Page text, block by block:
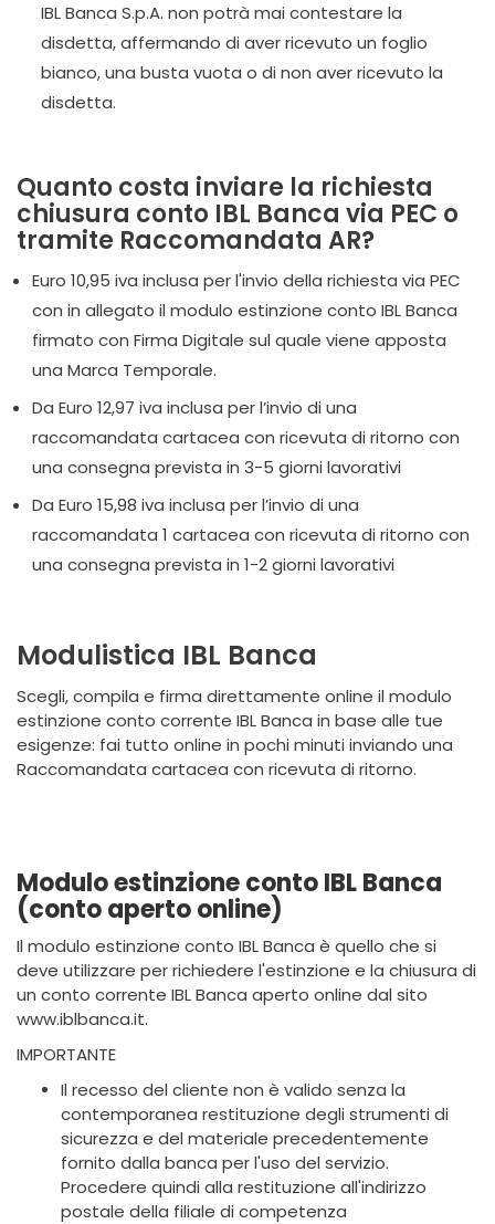
IBL Banca S.p.A. non potrà mai contestare la
disdetta, affermando di aver ricevuto un foglio
bianco, una busta vuota o di non aver ricevuto la
disdetta.
Quanto costa inviare la richiesta
chiusura conto IBL Banca via PEC o
tramite Raccomandata AR?
Euro 10,95 iva inclusa per l'invio della richiesta via PEC
con in allegato il modulo estinzione conto IBL Banca
firmato con Firma Digitale sul quale viene apposta
una Marca Temporale.
Da Euro 12,97 iva inclusa per l’invio di una
raccomandata cartacea con ricevuta di ritorno con
una consegna prevista in 3-5 giorni lavorativi
Da Euro 15,98 iva inclusa per l’invio di una
raccomandata 1 cartacea con ricevuta di ritorno con
una consegna prevista in 1-2 giorni lavorativi
Modulistica IBL Banca
Scegli, compila e firma direttamente online il modulo
estinzione conto corrente IBL Banca in base alle tue
esigenze: fai tutto online in pochi minuti inviando una
Raccomandata cartacea con ricevuta di ritorno.
Modulo estinzione conto IBL Banca
(conto aperto online)
Il modulo estinzione conto IBL Banca è quello che si
deve utilizzare per richiedere l'estinzione e la chiusura di
un conto corrente IBL Banca aperto online dal sito
www.iblbanca.it.
IMPORTANTE
Il recesso del cliente non è valido senza la
contemporanea restituzione degli strumenti di
sicurezza e del materiale precedentemente
fornito dalla banca per l'uso del servizio.
Procedere quindi alla restituzione all'indirizzo
postale della filiale di competenza